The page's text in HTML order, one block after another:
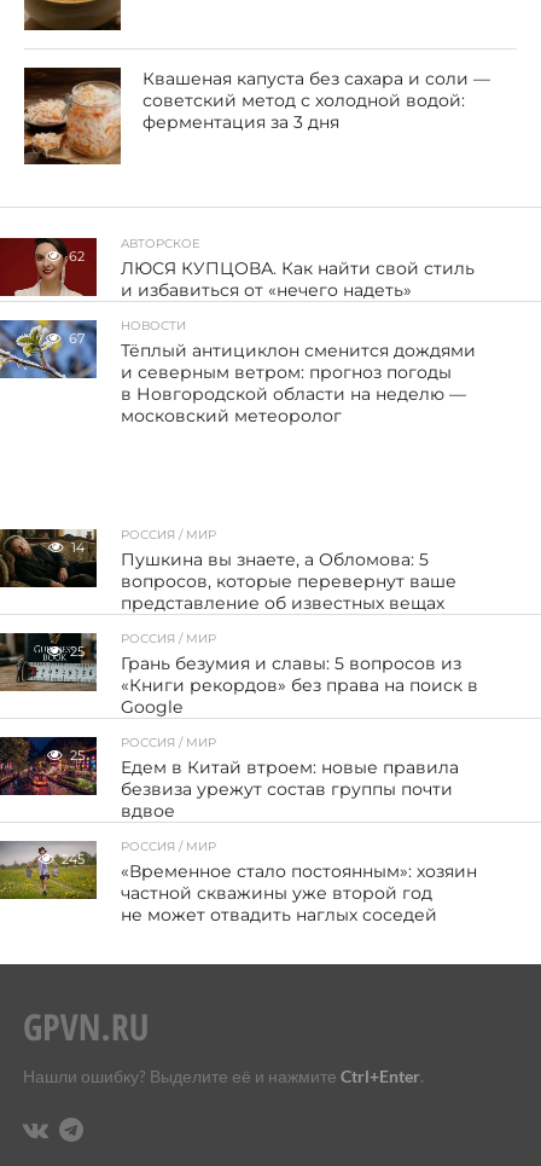
Квашеная капуста без сахара и соли —
советский метод с холодной водой:
ферментация за 3 дня
62
АВТОРСКОЕ
ЛЮСЯ КУПЦОВА. Как найти свой стиль
и избавиться от «нечего надеть»
67
НОВОСТИ
Тёплый антициклон сменится дождями
и северным ветром: прогноз погоды
в Новгородской области на неделю —
московский метеоролог
14
РОССИЯ / МИР
Пушкина вы знаете, а Обломова: 5
вопросов, которые перевернут ваше
представление об известных вещах
25
РОССИЯ / МИР
Грань безумия и славы: 5 вопросов из
«Книги рекордов» без права на поиск в
Google
25
РОССИЯ / МИР
Едем в Китай втроем: новые правила
безвиза урежут состав группы почти
вдвое
245
РОССИЯ / МИР
«Временное стало постоянным»: хозяин
частной скважины уже второй год
не может отвадить наглых соседей
Нашли ошибку? Выделите её и нажмите Ctrl+Enter.